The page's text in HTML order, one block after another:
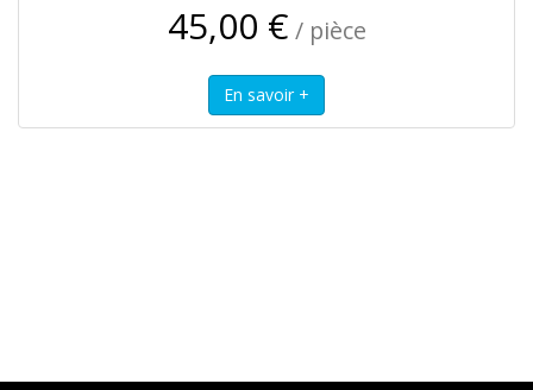
45,00 € / pièce